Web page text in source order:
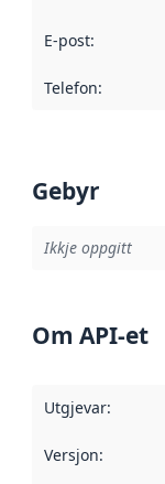
E-post:
Telefon:
Gebyr
Ikkje oppgitt
Om API-et
Utgjevar:
Versjon: